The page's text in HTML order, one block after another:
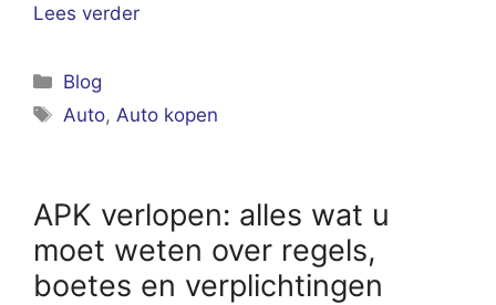
Lees verder
Categorieën
Blog
Tags
Auto, Auto kopen
APK verlopen: alles wat u
moet weten over regels,
boetes en verplichtingen